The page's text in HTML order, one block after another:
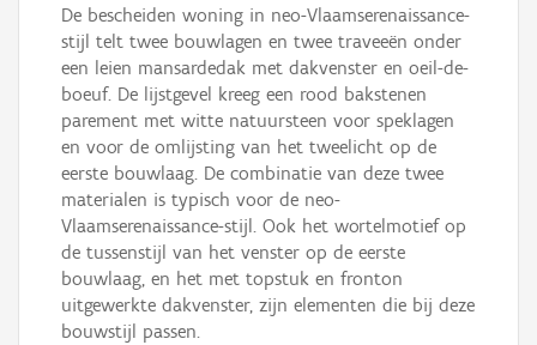
De bescheiden woning in neo-Vlaamserenaissance-
stijl telt twee bouwlagen en twee traveeën onder
een leien mansardedak met dakvenster en oeil-de-
boeuf. De lijstgevel kreeg een rood bakstenen
parement met witte natuursteen voor speklagen
en voor de omlijsting van het tweelicht op de
eerste bouwlaag. De combinatie van deze twee
materialen is typisch voor de neo-
Vlaamserenaissance-stijl. Ook het wortelmotief op
de tussenstijl van het venster op de eerste
bouwlaag, en het met topstuk en fronton
uitgewerkte dakvenster, zijn elementen die bij deze
bouwstijl passen.